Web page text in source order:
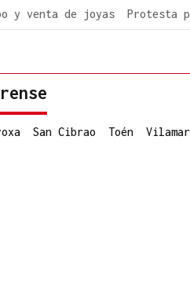
y venta de joyas Protesta
San Cibrao Toén